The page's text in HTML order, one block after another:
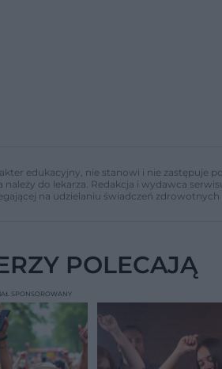
edukacyjny, nie stanowi i nie zastępuje
należy do lekarza. Redakcja i wydawca
na udzielaniu świadczeń
POLECAJĄ
SPONSOROWANY